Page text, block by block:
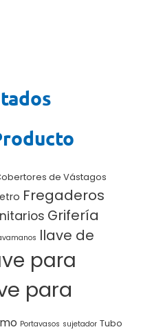
de Vástagos
Fregaderos
Grifería
llave de
para
para
Portavasos sujetador Tubo